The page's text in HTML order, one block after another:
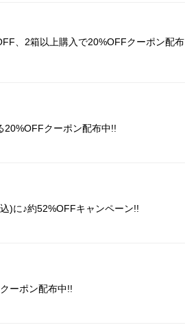
、2箱以上購入で20%OFFクーポン配布
20%OFFクーポン配布中!!
)に♪約52%OFFキャンペーン!!
ーポン配布中!!